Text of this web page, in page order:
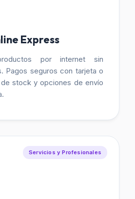
Express
por internet sin
Pagos seguros con tarjeta o
stock y opciones de envío
Servicios y Profesionales